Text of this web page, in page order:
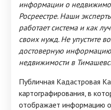
информации о
Росреестре. Наши
работает система и как
своих нужд. Не упустите
достоверную
недвижимости в
Публичная Кадастровая
картографирования, в
отображает информацию